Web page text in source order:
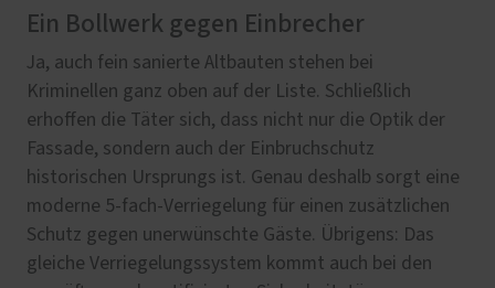
Ein Bollwerk gegen Einbrecher
Ja, auch fein sanierte Altbauten stehen bei
Kriminellen ganz oben auf der Liste. Schließlich
erhoffen die Täter sich, dass nicht nur die Optik der
Fassade, sondern auch der Einbruchschutz
historischen Ursprungs ist. Genau deshalb sorgt eine
moderne 5-fach-Verriegelung für einen zusätzlichen
Schutz gegen unerwünschte Gäste. Übrigens: Das
gleiche Verriegelungssystem kommt auch bei den